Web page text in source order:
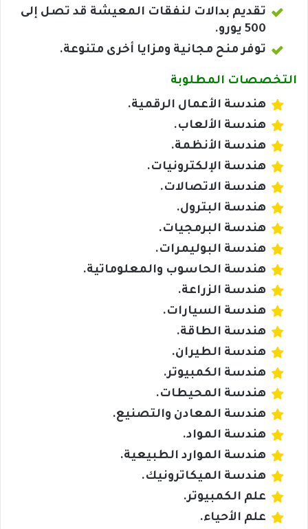
تقديم بدالات لنفقات المعيشة قد تصل إلى
500 يورو.
توفر منح مجانية ومزايا أخرى متنوعة.
التخصصات المطلوبة
هندسة الأعمال الرقمية.
هندسة الألعاب.
هندسة الأنظمة.
هندسة الإلكترونيات.
هندسة الاتصالات.
هندسة البترول.
هندسة البرمجيات.
هندسة البوليمرات.
هندسة الحاسوب والمعلوماتية.
هندسة الزراعة.
هندسة السيارات.
هندسة الطاقة.
هندسة الطيران.
هندسة الكمبيوتر.
هندسة المحيطات.
هندسة المعادن والتصنيع.
هندسة المواد.
هندسة الموارد الطبيعية.
هندسة الميكاترونيك.
علم الكمبيوتر.
علم الأحياء.